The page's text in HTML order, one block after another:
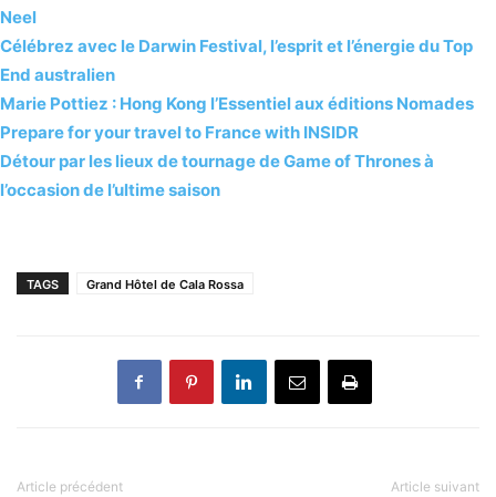
Neel
Célébrez avec le Darwin Festival, l’esprit et l’énergie du Top
End australien
Marie Pottiez : Hong Kong l’Essentiel aux éditions Nomades
Prepare for your travel to France with INSIDR
Détour par les lieux de tournage de Game of Thrones à
l’occasion de l’ultime saison
TAGS Grand Hôtel de Cala Rossa
Article précédent Article suivant